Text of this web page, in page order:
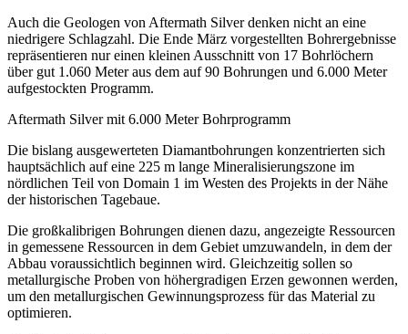
Auch die Geologen von Aftermath Silver denken nicht an eine
niedrigere Schlagzahl. Die Ende März vorgestellten Bohrergebnisse
repräsentieren nur einen kleinen Ausschnitt von 17 Bohrlöchern
über gut 1.060 Meter aus dem auf 90 Bohrungen und 6.000 Meter
aufgestockten Programm.
Aftermath Silver mit 6.000 Meter Bohrprogramm
Die bislang ausgewerteten Diamantbohrungen konzentrierten sich
hauptsächlich auf eine 225 m lange Mineralisierungszone im
nördlichen Teil von Domain 1 im Westen des Projekts in der Nähe
der historischen Tagebaue.
Die großkalibrigen Bohrungen dienen dazu, angezeigte Ressourcen
in gemessene Ressourcen in dem Gebiet umzuwandeln, in dem der
Abbau voraussichtlich beginnen wird. Gleichzeitig sollen so
metallurgische Proben von höhergradigen Erzen gewonnen werden,
um den metallurgischen Gewinnungsprozess für das Material zu
optimieren.